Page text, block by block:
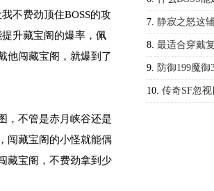
不费劲顶住BOSS的攻
升藏宝阁的爆率，佩
他闯藏宝阁，就爆到了
，不管是赤月峡谷还是
闯藏宝阁的小怪就能偶
藏宝阁，不费劲拿到少
7. 静寂之怒这
8. 最适合穿戴
9. 防御199魔
10. 传奇SF忽